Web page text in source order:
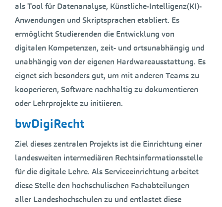
als Tool für Datenanalyse, Künstliche-Intelligenz(KI)-
Anwendungen und Skriptsprachen etabliert. Es
ermöglicht Studierenden die Entwicklung von
digitalen Kompetenzen, zeit- und ortsunabhängig und
unabhängig von der eigenen Hardwareausstattung. Es
eignet sich besonders gut, um mit anderen Teams zu
kooperieren, Software nachhaltig zu dokumentieren
oder Lehrprojekte zu initiieren.
bwDigiRecht
Ziel dieses zentralen Projekts ist die Einrichtung einer
landesweiten intermediären Rechtsinformationsstelle
für die digitale Lehre. Als Serviceeinrichtung arbeitet
diese Stelle den hochschulischen Fachabteilungen
aller Landeshochschulen zu und entlastet diese